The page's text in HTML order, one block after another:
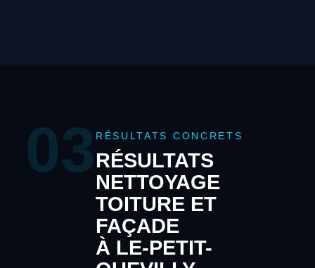
03 RÉSULTATS CONCRETS
RÉSULTATS
NETTOYAGE
TOITURE ET
FAÇADE
À LE-PETIT-